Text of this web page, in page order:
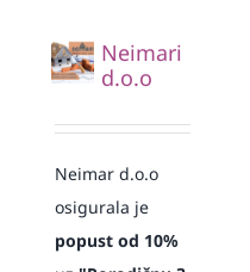
Neimari
d.o.o
Neimar d.o.o
osigurala je
popust od 10%